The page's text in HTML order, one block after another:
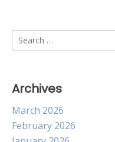
Search
for:
Archives
March 2026
February 2026